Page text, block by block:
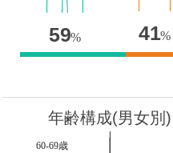
59% 41%
年齢構成(男女別)
60-69歳